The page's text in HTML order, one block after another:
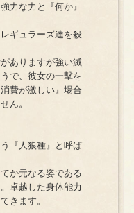
力な力と『何か』
ギュラーズ達を殺
ありますが強い滅
で、彼女の一撃を
費が激しい』場合
ん。
『人狼種』と呼ば
か元なる姿である
卓越した身体能力
きます。